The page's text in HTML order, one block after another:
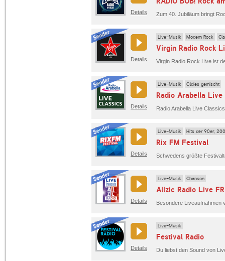
Details
Details
Live-Musik Modern Rock
Virgin Radio Rock
Details
Live-Musik Oldies gemischt
Radio Arabella Live
Radio Arabella Live
Details
Live-Musik Hits der 90er,
Rix FM Festival
Details
Live-Musik Chanson
Allzic Radio Live FR
Details
Live-Musik
Festival Radio